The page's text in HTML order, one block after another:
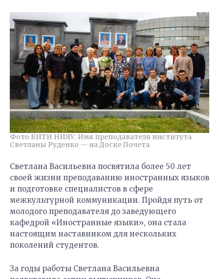
Фото БИТИ НИЯУ: Имя преподавателя института
Светланы Руденко — на Доске Почета
Светлана Васильевна посвятила более 50 лет
своей жизни преподаванию иностранных языков
и подготовке специалистов в сфере
межкультурной коммуникации. Пройдя путь от
молодого преподавателя до заведующего
кафедрой «Иностранные языки», она стала
настоящим наставником для нескольких
поколений студентов.
За годы работы Светлана Васильевна